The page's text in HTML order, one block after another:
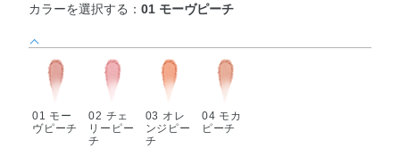
カラーを選択する：01 モーヴピーチ
01 モー
ヴピーチ
02 チェ
リーピー
チ
03 オレ
ンジピー
チ
04 モカ
ピーチ